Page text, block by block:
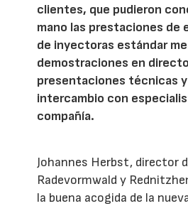
clientes, que pudieron
mano las prestaciones de
de inyectoras estándar
demostraciones en
presentaciones técnicas
intercambio con
compañía.
Johannes Herbst, director
Radevormwald y
la buena acogida de la